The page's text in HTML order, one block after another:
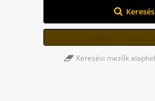
Keresés
Keresési mezők